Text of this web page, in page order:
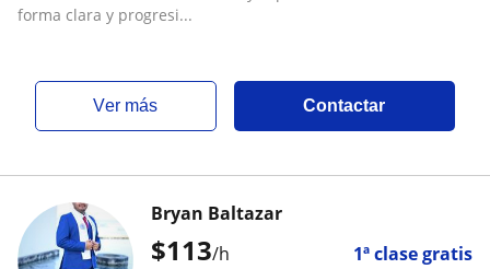
forma clara y progresi...
ver más Contactar
$113/h 1ª clase gratis
Bryan Baltazar